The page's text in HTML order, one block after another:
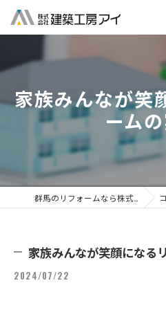
家族みんなが笑
ーム
コラム
家族みんなが笑顔になる
2024/07/22